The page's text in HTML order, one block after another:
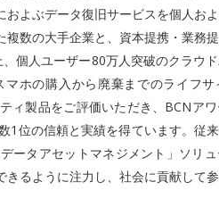
よぶデータ復旧サービスを個人お
数の大手企業と、資本提携・業務
個人ユーザー80万人突破のクラウ
ホの購入から廃棄までのライフ
ィ製品をご評価いただき、BCNア
1位の信頼と実績を得ています。従
ータアセットマネジメント」ソリ
るように注力し、社会に貢献して参